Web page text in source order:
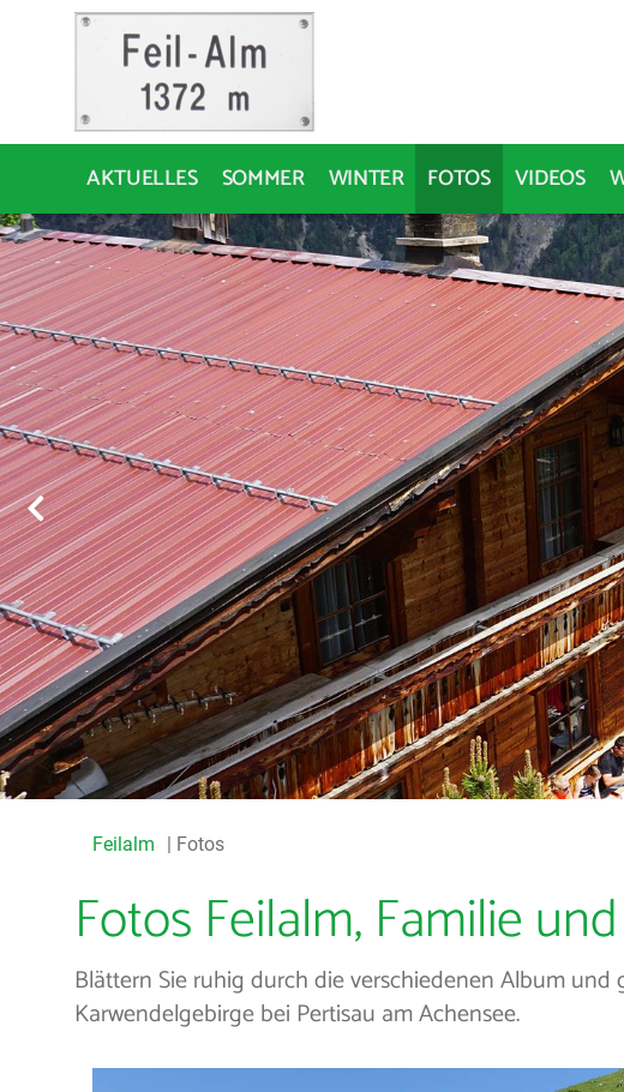
AKTUELLES SOMMER WINTER FOTOS VIDEOS
Feilalm Fotos
Fotos Feilalm, Familie
Blättern Sie ruhig durch die verschiedenen Album
Karwendelgebirge bei Pertisau am Achensee.